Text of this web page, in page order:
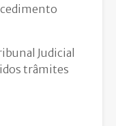
Judicial
trâmites